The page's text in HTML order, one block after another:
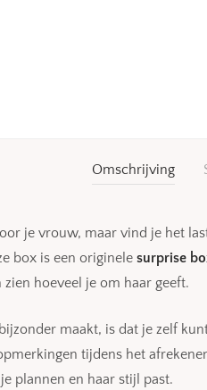
Omschrijving
je vrouw, maar vind je het
box is een originele surprise
hoeveel je om haar geeft.
maakt, is dat je zelf
tijdens het
plannen en haar stijl past.